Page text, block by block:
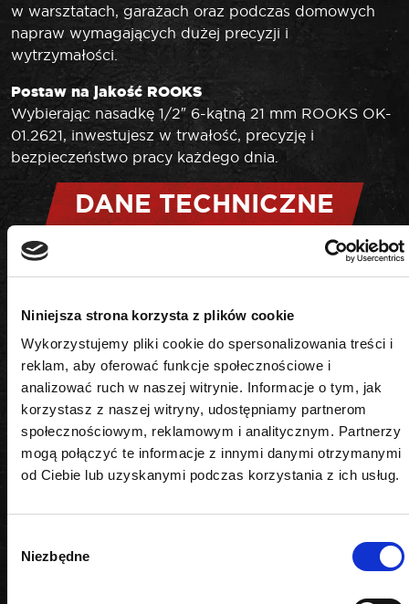
Niniejsza strona korzysta z plików cookie
Wykorzystujemy pliki cookie do spersonalizowania treści i
reklam, aby oferować funkcje społecznościowe i
analizować ruch w naszej witrynie. Informacje o tym, jak
korzystasz z naszej witryny, udostępniamy partnerom
społecznościowym, reklamowym i analitycznym. Partnerzy
mogą połączyć te informacje z innymi danymi otrzymanymi
od Ciebie lub uzyskanymi podczas korzystania z ich usług.
zgody
Niezbędne
w warsztatach, garażach oraz podczas domowych
napraw wymagających dużej precyzji i
wytrzymałości.
Postaw na jakość ROOKS
Wybierając nasadkę 1/2″ 6-kątną 21 mm ROOKS OK-
01.2621, inwestujesz w trwałość, precyzję i
bezpieczeństwo pracy każdego dnia.
DANE TECHNICZNE
Kształt
6-kątny
Napęd
Rozmiar
21 mm